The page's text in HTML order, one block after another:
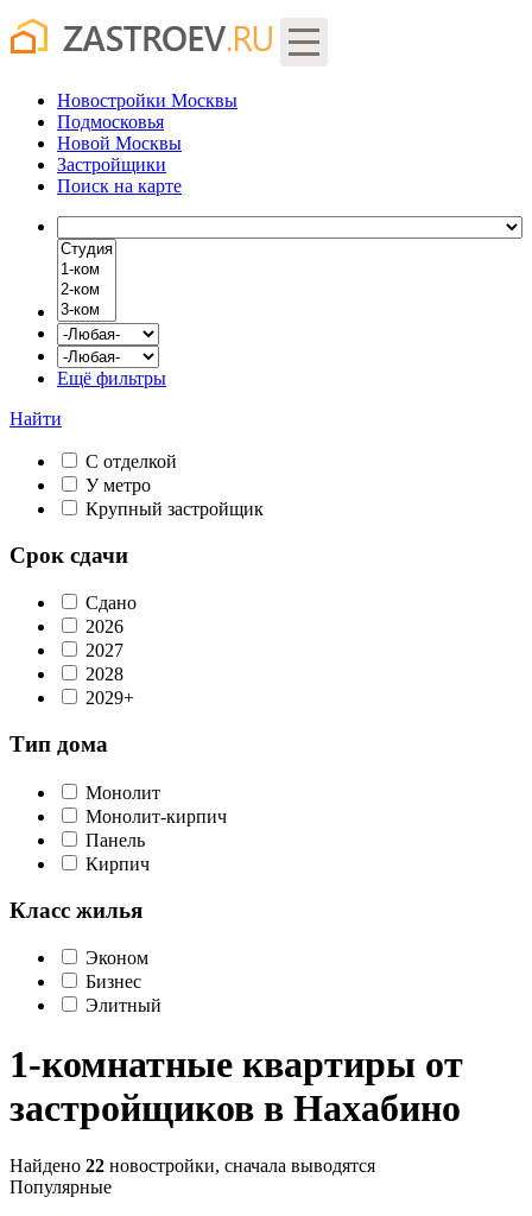
Новостройки Москвы
Подмосковья
Новой Москвы
Застройщики
Поиск на карте
Ещё фильтры
Найти
С отделкой
У метро
Крупный застройщик
Срок сдачи
Сдано
2026
2027
2028
2029+
Тип дома
Монолит
Монолит-кирпич
Панель
Кирпич
Класс жилья
Эконом
Бизнес
Элитный
1-комнатные квартиры от
застройщиков в Нахабино
Найдено 22 новостройки, сначала выводятся
Популярные